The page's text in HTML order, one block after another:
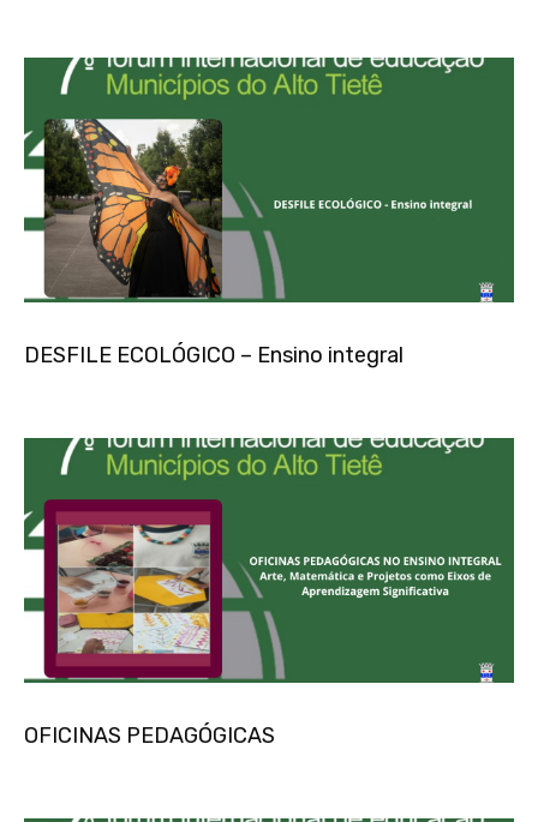
DESFILE ECOLÓGICO – Ensino integral
OFICINAS PEDAGÓGICAS